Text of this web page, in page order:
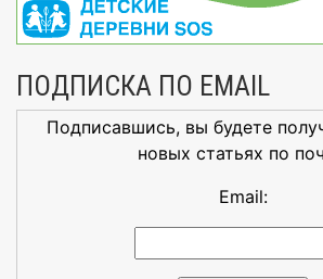
ПОДПИСКА ПО EMAIL
Подписавшись, вы будете
новых статьях по
Email: